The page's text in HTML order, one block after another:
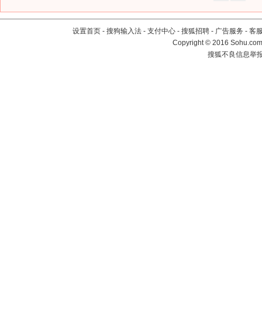
设置首页 - 搜狗输入法 - 支付中心 - 搜狐招聘 - 广告服务 - 客
Copyright©2016
搜狐不良信息举